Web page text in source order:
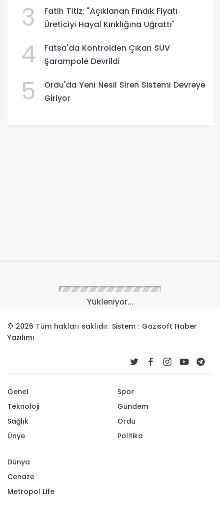
3
Fatih Titiz: "Açıklanan Fındık Fiyatı
Üreticiyi Hayal Kırıklığına Uğrattı"
4
Fatsa'da Kontrolden Çıkan SUV
Şarampole Devrildi
5
Ordu'da Yeni Nesil Siren Sistemi Devreye
Giriyor
küresel güvenliğin en
güçlü teminatlarından biri
Kuvvetleri'nin (TSK) gücü ve uluslararası
konumuna ilişkin dikkat çeken bir paylaşım
yaptı. Bakanlık, Türk Silahlı Kuvvetleri'nin
yalnızca Türkiye'nin değil, bölgesel ve küresel
olduğunu vurguladı.
06-07-2026 18:05